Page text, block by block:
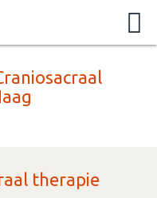
therapie